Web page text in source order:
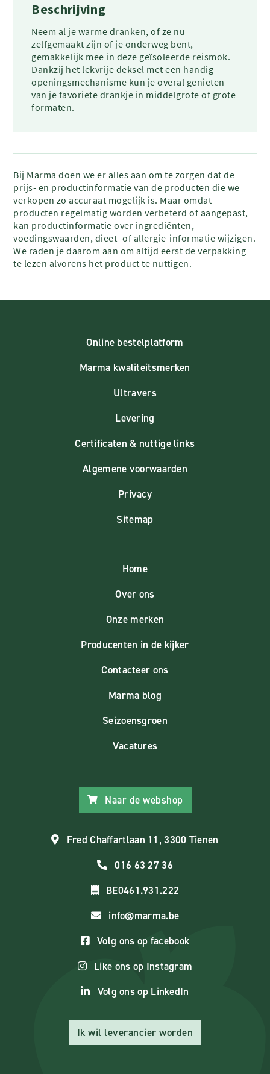
Beschrijving
Neem al je warme dranken, of ze nu
zelfgemaakt zijn of je onderweg bent,
gemakkelijk mee in deze geïsoleerde reismok.
Dankzij het lekvrije deksel met een handig
openingsmechanisme kun je overal genieten
van je favoriete drankje in middelgrote of grote
formaten.
Bij Marma doen we er alles aan om te zorgen dat de
prijs- en productinformatie van de producten die we
verkopen zo accuraat mogelijk is. Maar omdat
producten regelmatig worden verbeterd of aangepast,
kan productinformatie over ingrediënten,
voedingswaarden, dieet- of allergie-informatie wijzigen.
We raden je daarom aan om altijd eerst de verpakking
te lezen alvorens het product te nuttigen.
Online bestelplatform
Marma kwaliteitsmerken
Ultravers
Levering
Certificaten & nuttige links
Algemene voorwaarden
Privacy
Sitemap
Home
Over ons
Onze merken
Producenten in de kijker
Contacteer ons
Marma blog
Seizoensgroen
Vacatures
Naar de webshop
Fred Chaffartlaan 11, 3300 Tienen
016 63 27 36
BE0461.931.222
info@marma.be
Volg ons op facebook
Like ons op Instagram
Volg ons op LinkedIn
Ik wil leverancier worden